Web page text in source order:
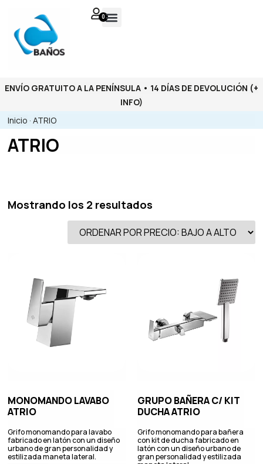
0
ENVÍO GRATUITO A LA PENÍNSULA • 14 DÍAS DE DEVOLUCIÓN (+
INFO)
Inicio ·ATRIO
ATRIO
Mostrando los 2 resultados
MONOMANDO LAVABO
ATRIO
Grifo monomando para lavabo
fabricado en latón con un diseño
urbano de gran personalidad y
estilizada maneta lateral.
GRUPO BAÑERA C/ KIT
DUCHA ATRIO
Grifo monomando para bañera
con kit de ducha fabricado en
latón con un diseño urbano de
gran personalidad y estilizada